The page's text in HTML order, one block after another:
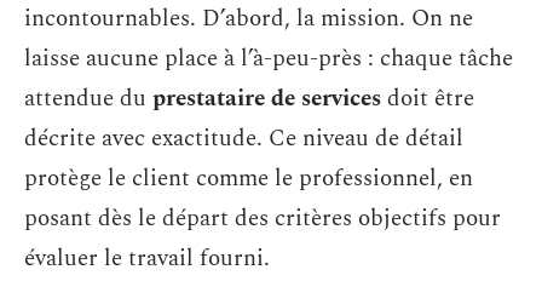
incontournables. D’abord, la mission. On ne
laisse aucune place à l’à-peu-près : chaque tâche
attendue du prestataire de servicesdoit être
décrite avec exactitude. Ce niveau de détail
protège le client comme le professionnel, en
posant dès le départ des critères objectifs pour
évaluer le travail fourni.